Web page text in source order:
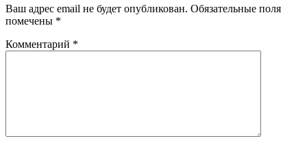
Ваш адрес email не будет опубликован. Обязательные поля
помечены *
Комментарий *